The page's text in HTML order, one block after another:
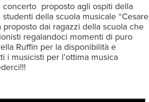
proposto agli ospiti della
della scuola musicale “Cesare
dai ragazzi della scuola che
regalandoci momenti di puro
Ruffin per la disponibilità e
i musicisti per l’ottima musica